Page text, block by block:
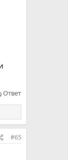
Ответ
#65